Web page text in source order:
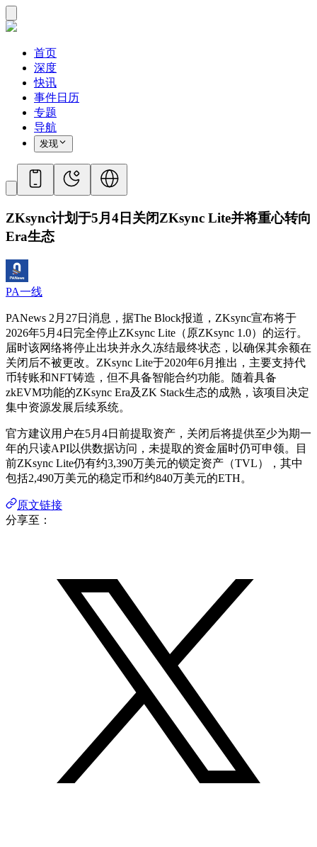
首页
深度
快讯
事件日历
专题
导航
发现
ZKsync计划于5月4日关闭ZKsync Lite并将重心转向
Era生态
PA一线
PANews 2月27日消息，据The Block报道，ZKsync宣布将于
2026年5月4日完全停止ZKsync Lite（原ZKsync 1.0）的运行。
届时该网络将停止出块并永久冻结最终状态，以确保其余额在
关闭后不被更改。ZKsync Lite于2020年6月推出，主要支持代
币转账和NFT铸造，但不具备智能合约功能。随着具备
zkEVM功能的ZKsync Era及ZK Stack生态的成熟，该项目决定
集中资源发展后续系统。
官方建议用户在5月4日前提取资产，关闭后将提供至少为期一
年的只读API以供数据访问，未提取的资金届时仍可申领。目
前ZKsync Lite仍有约3,390万美元的锁定资产（TVL），其中
包括2,490万美元的稳定币和约840万美元的ETH。
原文链接
分享至：